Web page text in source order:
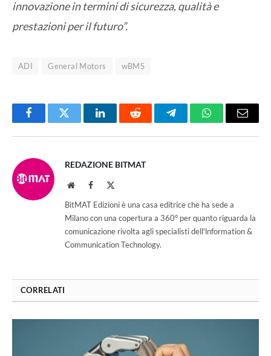
innovazione in termini di sicurezza, qualità e
prestazioni per il futuro”.
ADI General Motors wBMS
FacebookTwitter LinkedInReddit TelegramWhatsAppEmail
REDAZIONE BITMAT
WebsiteFacebook
BitMAT Edizioni è una casa editrice che ha sede a
Milano con una copertura a 360° per quanto riguarda la
comunicazione rivolta agli specialisti dell'lnformation &
Communication Technology.
CORRELATI